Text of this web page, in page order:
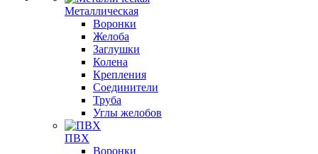
Металлическая
Воронки
Желоба
Заглушки
Колена
Крепления
Соединители
Труба
Углы желобов
ПВХ
Воронки